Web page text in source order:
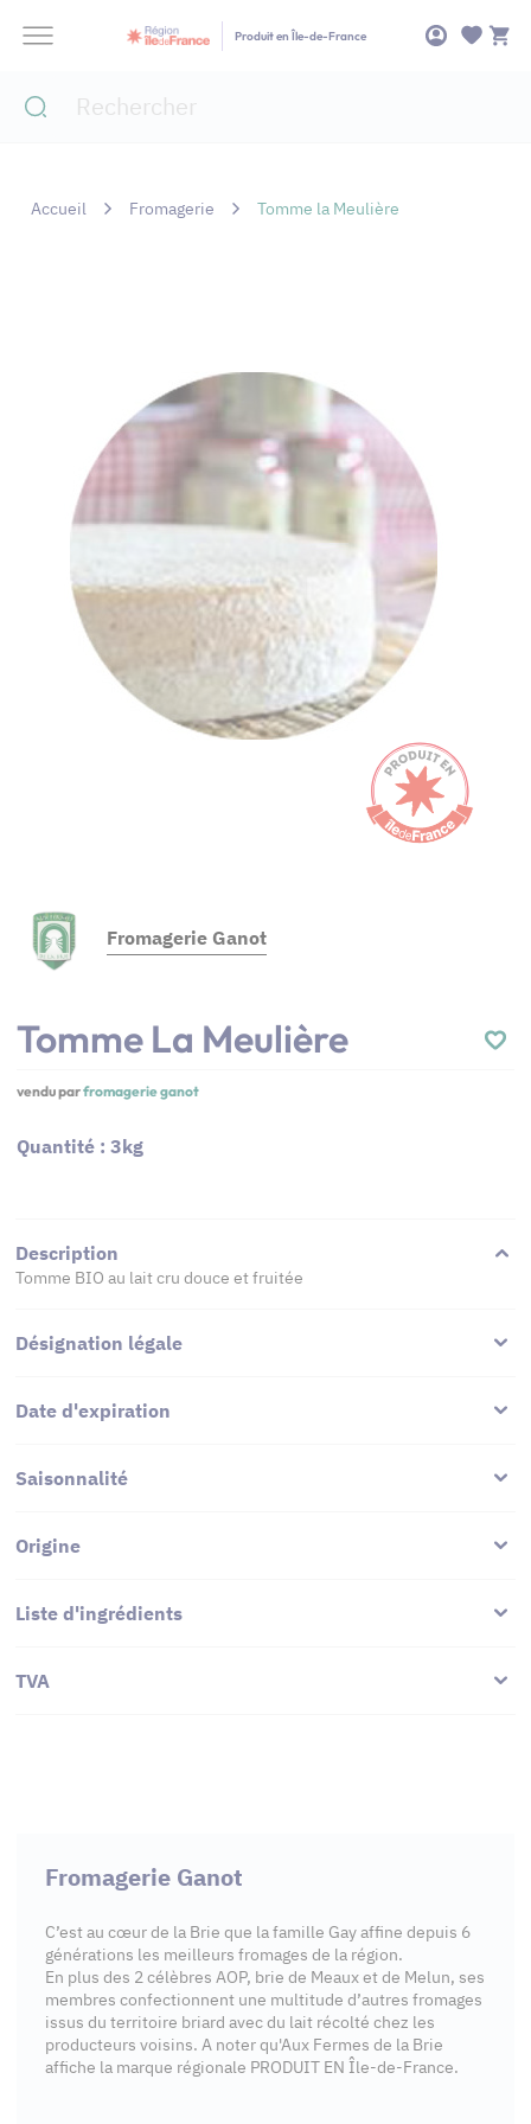
Produit en Île-de-France
Accueil Fromagerie Tomme la Meulière
Fromagerie Ganot
Tomme La Meulière
vendu parfromagerie ganot
Quantité : 3kg
Description
Tomme BIO au lait cru douce et fruitée
Désignation légale
Date d'expiration
Saisonnalité
Origine
Liste d'ingrédients
TVA
Fromagerie Ganot
C’est au cœur de la Brie que la famille Gay affine depuis 6
générations les meilleurs fromages de la région.
En plus des 2 célèbres AOP, brie de Meaux et de Melun, ses
membres confectionnent une multitude d’autres fromages
issus du territoire briard avec du lait récolté chez les
producteurs voisins. A noter qu'Aux Fermes de la Brie
affiche la marque régionale PRODUIT EN Île-de-France.